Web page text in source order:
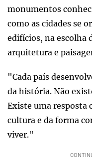
monumentos
como as cidades se
edifícios, na escolha
arquitetura e
"Cada país
da história. Não
Existe uma resposta
cultura e da forma
viver."